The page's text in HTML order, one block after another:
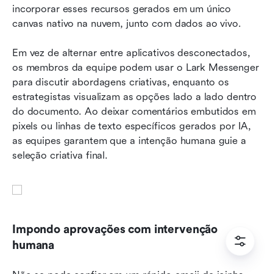
incorporar esses recursos gerados em um único
canvas nativo na nuvem, junto com dados ao vivo.
Em vez de alternar entre aplicativos desconectados,
os membros da equipe podem usar o Lark Messenger
para discutir abordagens criativas, enquanto os
estrategistas visualizam as opções lado a lado dentro
do documento. Ao deixar comentários embutidos em
pixels ou linhas de texto específicos gerados por IA,
as equipes garantem que a intenção humana guie a
seleção criativa final.
Impondo aprovações com intervenção
humana